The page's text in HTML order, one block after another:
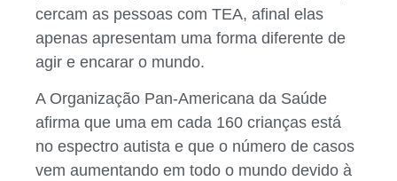
cercam as pessoas com TEA, afinal elas
apenas apresentam uma forma diferente de
agir e encarar o mundo.
A Organização Pan-Americana da Saúde
afirma que uma em cada 160 crianças está
no espectro autista e que o número de casos
vem aumentando em todo o mundo devido à